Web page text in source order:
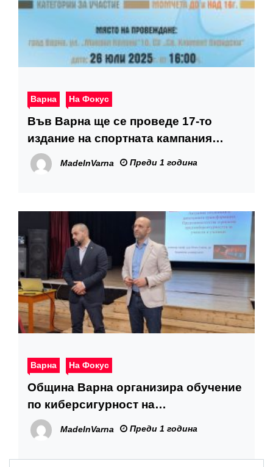
Варна На Фокус
Във Варна ще се проведе 17-то
издание на спортната кампания
„Ваканция без грижи”
MadeInVarna Преди 1 година
Варна На Фокус
Община Варна организира обучение
по киберсигурност на
ръководствата на варненските
училища
MadeInVarna Преди 1 година